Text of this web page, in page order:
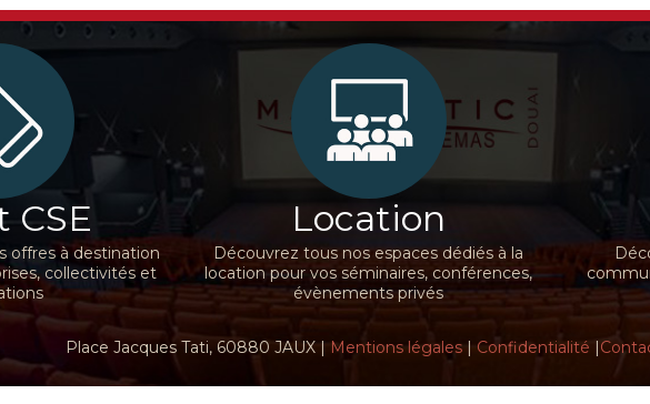
CSE
offres à destination
collectivités et
Location
Découvrez tous nos espaces dédiés à la
location pour vos séminaires, conférences,
évènements privés
Place Jacques Tati, 60880 JAUX | Mentions légales| Confidentialité |